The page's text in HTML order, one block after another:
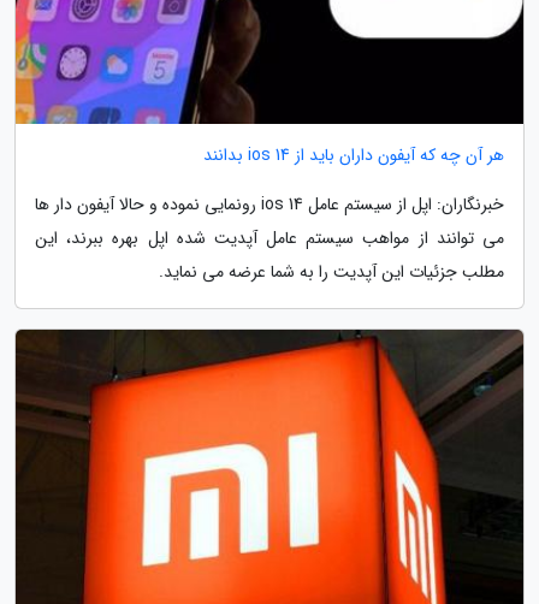
هر آن چه که آیفون داران باید از ios 14 بدانند
خبرنگاران: اپل از سیستم عامل ios 14 رونمایی نموده و حالا آیفون دار ها
می توانند از مواهب سیستم عامل آپدیت شده اپل بهره ببرند، این
مطلب جزئیات این آپدیت را به شما عرضه می نماید.